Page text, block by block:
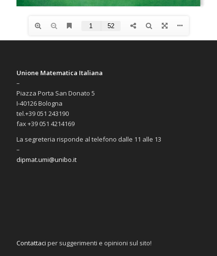
Unione Matematica Italiana
–
Piazza Porta San Donato 5
I-40126 Bologna
tel.+39 051 243190
fax +39 051 4214169
La segreteria risponde al telefono dalle 11 alle 13
–
dipmat.umi@unibo.it
Contattaci per suggerimenti e opinioni sul sito!